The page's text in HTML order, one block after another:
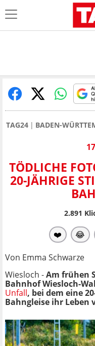
TAG24 BADEN-
TÖDLICHE
20-JÄHRIGE
2.891
❤️ 😂
Von Emma Schwarze
Wiesloch -Am frühen
Bahnhof Wiesloch-
Unfall, bei dem eine
Bahngleise ihr Leben